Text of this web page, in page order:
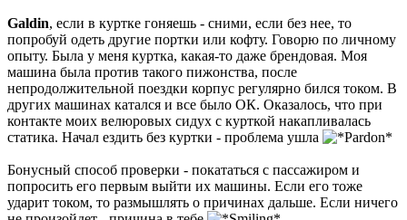
Galdin, если в куртке гоняешь - сними, если без нее, то
попробуй одеть другие портки или кофту. Говорю по личному
опыту. Была у меня куртка, какая-то даже брендовая. Моя
машина была против такого пижонства, после
непродолжительной поездки корпус регулярно бился током. В
других машинах катался и все было ОК. Оказалось, что при
контакте моих велюровых сидух с курткой накапливалась
статика. Начал ездить без куртки - проблема ушла
Бонусный способ проверки - покататься с пассажиром и
попросить его первым выйти их машины. Если его тоже
ударит током, то размышлять о причинах дальше. Если ничего